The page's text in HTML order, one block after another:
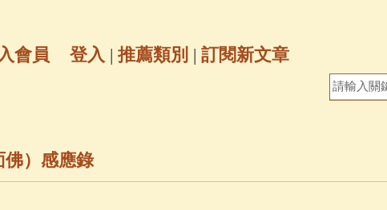
六字大明咒
參 (57)
會員 登入 | 推薦類別 | 訂閱新文章
）感應錄